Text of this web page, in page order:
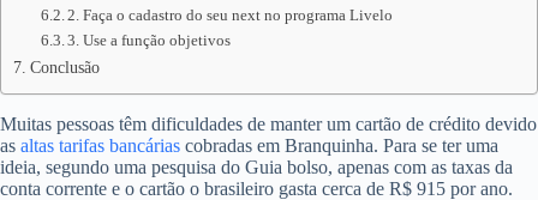
2. Faça o cadastro do seu next no programa Livelo
3. Use a função objetivos
Conclusão
Muitas pessoas têm dificuldades de manter um cartão de crédito devido
as altas tarifas bancárias cobradas em Branquinha. Para se ter uma
ideia, segundo uma pesquisa do Guia bolso, apenas com as taxas da
conta corrente e o cartão o brasileiro gasta cerca de R$ 915 por ano.